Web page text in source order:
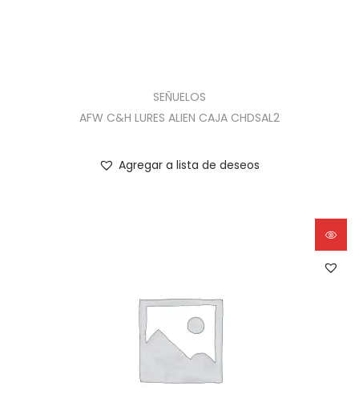
SEÑUELOS
AFW C&H LURES ALIEN CAJA CHDSAL2
Agregar a lista de deseos